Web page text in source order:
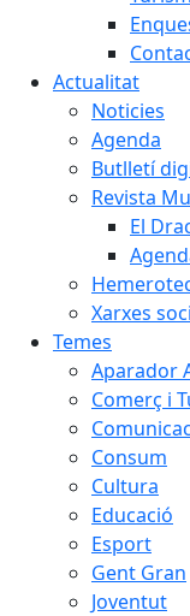
Actualitat
Noticies
Agenda
Butlletí
Revista
El
Xarxes
Temes
Aparador
Comerç i
Consum
Cultura
Educació
Esport
Gent Gran
Joventut